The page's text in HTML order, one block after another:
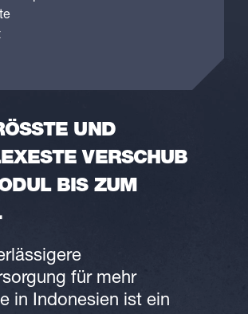
UND K
VERSCHUB V
BIS ZUM R
für mehr
in Indonesien ist ein